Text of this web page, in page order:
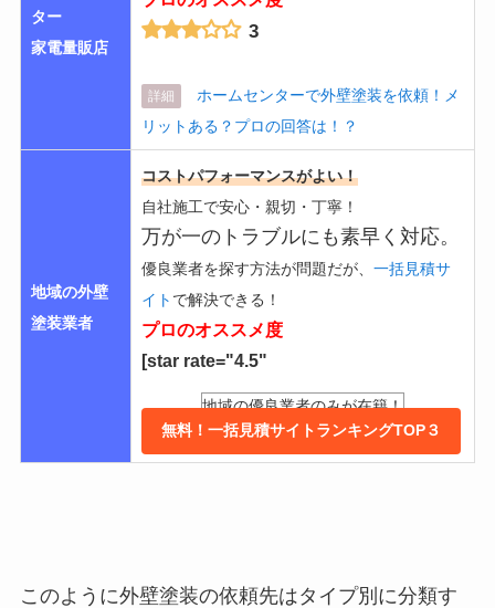
ター
家電量販店
3
詳細
ホームセンターで外壁塗装を依頼！メ
リットある？プロの回答は！？
地域の外壁
塗装業者
コストパフォーマンスがよい！
自社施工で安心・親切・丁寧！
万が一のトラブルにも素早く対応。
優良業者を探す方法が問題だが、 一括見積サ
イト で解決できる！
プロのオススメ度
[star rate="4.5"
地域の優良業者のみが在籍！
無料！一括見積サイトランキングTOP３
このように外壁塗装の依頼先はタイプ別に分類す